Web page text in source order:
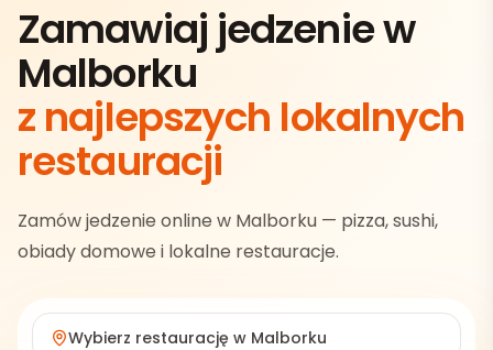
Zamawiaj jedzenie w
Malborku
z najlepszych lokalnych
restauracji
Zamów jedzenie online w Malborku — pizza, sushi,
obiady domowe i lokalne restauracje.
Wybierz restaurację w Malborku